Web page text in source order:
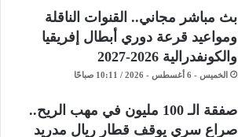
بث مباشر مجاني.. القنوات الناقلة
ومواعيد قرعة دوري أبطال إفريقيا
والكونفدرالية 2026-2027
الخميس - 6 أغسطس - 2026 / 10:11 صباحًا
صفقة الـ 100 مليون في مهب الريح..
صراع سري يوقف قطار ريال مدريد